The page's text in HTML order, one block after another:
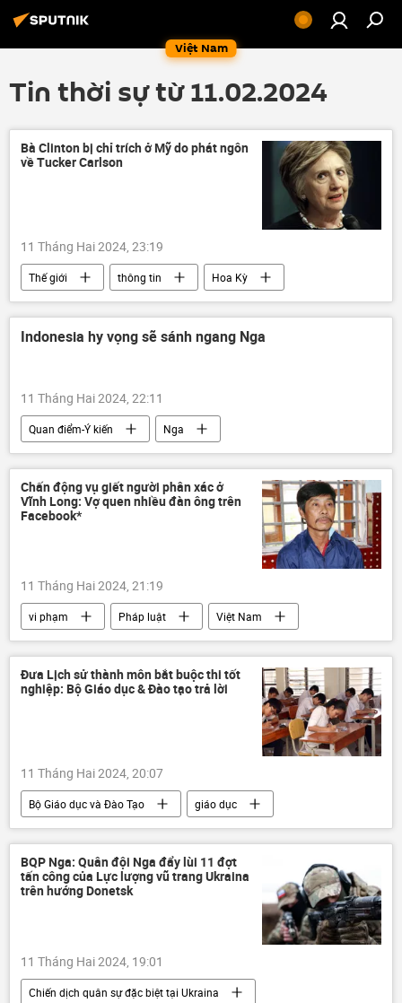
Việt Nam
Tin thời sự từ 11.02.2024
Bà Clinton bị chỉ trích ở Mỹ do phát ngôn
về Tucker Carlson
11 Tháng Hai 2024, 23:19
Thế giới thông tin
Hoa Kỳ
Tucker Carlson
Hillary Clinton
phát ngôn
Indonesia hy vọng sẽ sánh ngang Nga
11 Tháng Hai 2024, 22:11
Quan điểm-Ý kiến
Nga
Vladimir Putin
Tucker Carlson
Indonesia
Kinh tế
Thế giới
BRICS
Chấn động vụ giết người phân xác ở
Vĩnh Long: Vợ quen nhiều đàn ông trên
Facebook*
11 Tháng Hai 2024, 21:19
vi phạm Pháp luật
Việt Nam
Xã hội
Bộ Công an Việt Nam
công an
điều tra
Đưa Lịch sử thành môn bắt buộc thi tốt
nghiệp: Bộ Giáo dục & Đào tạo trả lời
11 Tháng Hai 2024, 20:07
Bộ Giáo dục và Đào Tạo
giáo dục
Xã hội
học sinh
Việt Nam
trường học
BQP Nga: Quân đội Nga đẩy lùi 11 đợt
tấn công của Lực lượng vũ trang Ukraina
trên hướng Donetsk
11 Tháng Hai 2024, 19:01
Chiến dịch quân sự đặc biệt tại Ukraina